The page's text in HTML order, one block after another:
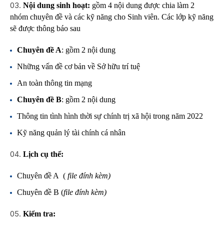
Nội dung sinh hoạt: gồm 4 nội dung được chia làm 2
nhóm chuyên đề và các kỹ năng cho Sinh viên. Các lớp kỹ năng
sẽ được thông báo sau
Chuyên đề A: gồm 2 nội dung
Những vấn đề cơ bản về Sở hữu trí tuệ
An toàn thông tin mạng
Chuyên đề B: gồm 2 nội dung
Thông tin tình hình thời sự chính trị xã hội trong năm 2022
Kỹ năng quản lý tài chính cá nhân
Lịch cụ thể:
Chuyên đề A ( file đính kèm)
Chuyên đề B (file đính kèm)
Kiểm tra: